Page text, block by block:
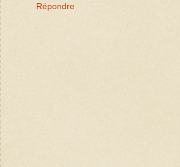
Répondre